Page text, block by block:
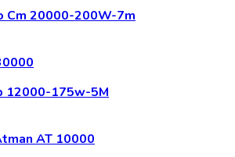
Cm 20000-200W-7m
12000-175w-5M